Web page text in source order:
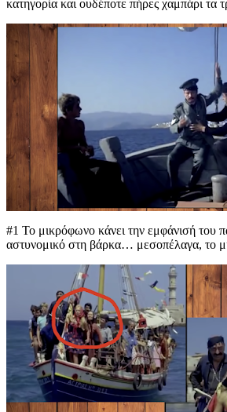
κατηγορία και ουδέποτε πήρες χαμπάρι
#1 Το μικρόφωνο κάνει την εμφάνισή του
αστυνομικό στη βάρκα… μεσοπέλαγα, το